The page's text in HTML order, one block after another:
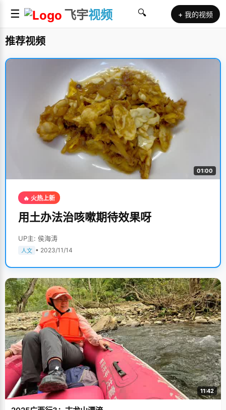
☰ 飞宇视频 🔍 + 我的视频
推荐视频
01:00
🔥 火热上新
用土办法治咳嗽期待效果呀
UP主: 侯海涛
人文 • 2023/11/14
11:42